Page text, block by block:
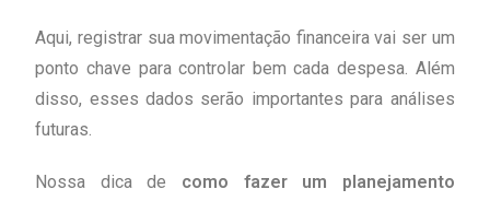
Aqui, registrar sua movimentação financeira vai ser um
ponto chave para controlar bem cada despesa. Além
disso, esses dados serão importantes para análises
futuras.
Nossa dica de como fazer um planejamento